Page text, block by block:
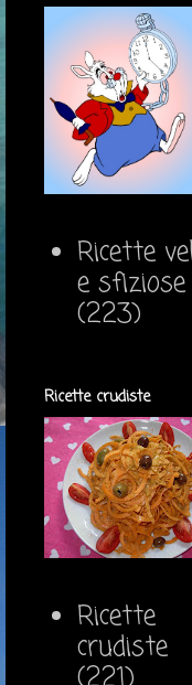
Ricette
e sfiziose
(223)
Ricette crudiste
Ricette
crudiste